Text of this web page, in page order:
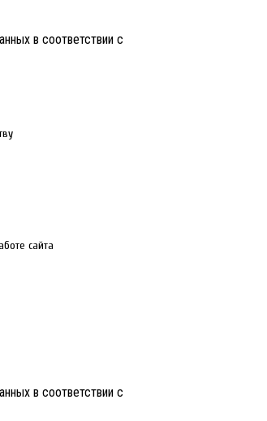
в соответствии с
сайта
в соответствии с